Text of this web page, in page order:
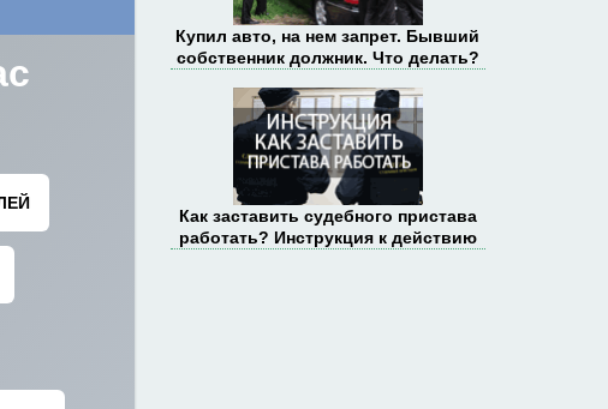
Купил авто, на нем запрет. Бывший
собственник должник. Что делать?
Как заставить судебного пристава
работать? Инструкция к действию